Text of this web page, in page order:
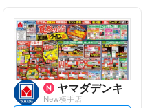
ヤマダデンキ
New横手店